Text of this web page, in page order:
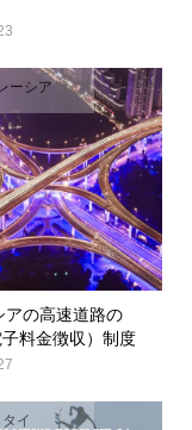
ーシア
アの高速道路の
子料金徴収）制度
タイ